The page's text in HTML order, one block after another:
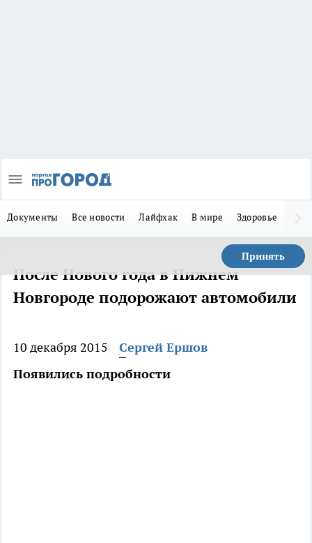
Документы Все новости Лайфхак В мире Здоровье
Принять
После Нового года в Нижнем
Новгороде подорожают автомобили
10 декабря 2015
Сергей Ершов
Появились подробности